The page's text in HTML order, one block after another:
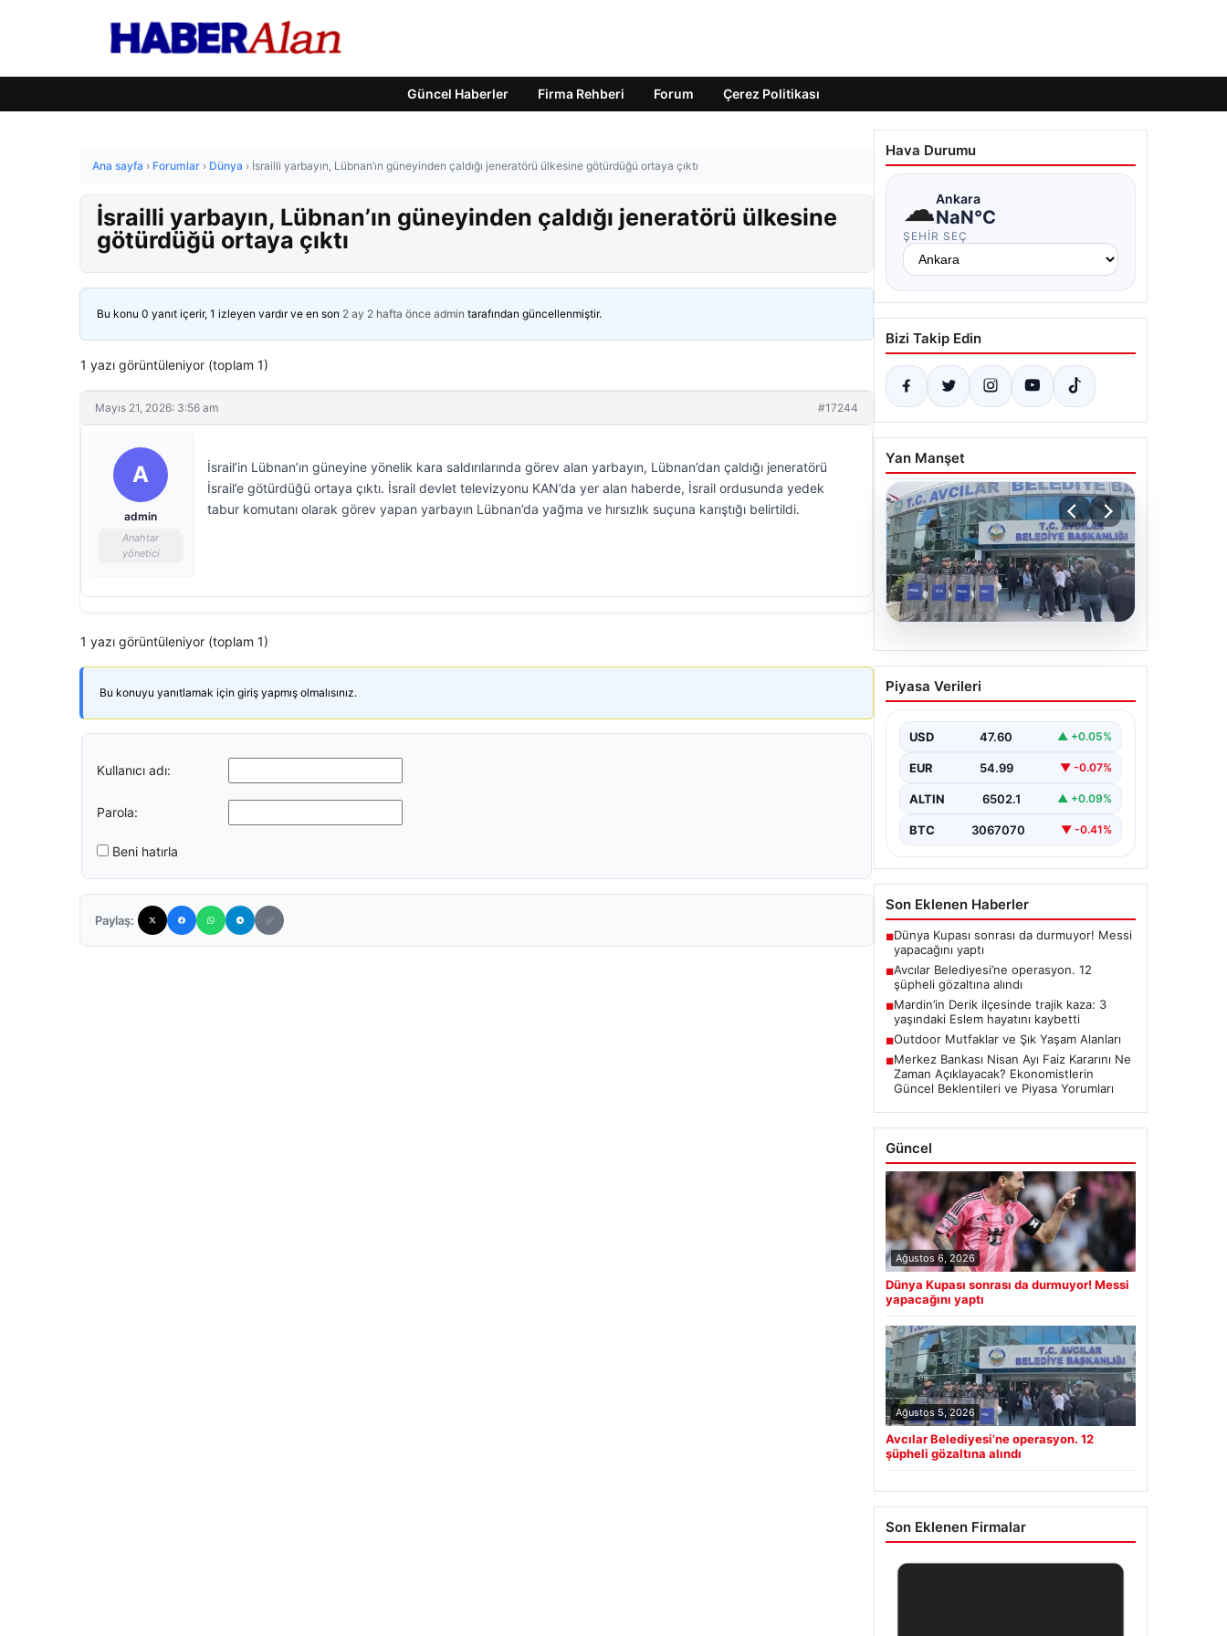
Güncel Haberler Firma Rehberi Forum Çerez Politikası
Ana sayfa › Forumlar › Dünya › İsrailli yarbayın, Lübnan’ın güneyinden çaldığı jeneratörü ülkesine götürdüğü ortaya çıktı
İsrailli yarbayın, Lübnan’ın güneyinden çaldığı jeneratörü ülkesine
götürdüğü ortaya çıktı
Bu konu 0 yanıt içerir, 1 izleyen vardır ve en son 2 ay 2 hafta önce admin tarafından güncellenmiştir.
1 yazı görüntüleniyor (toplam 1)
Mayıs 21, 2026: 3:56 am #17244
A
admin
Anahtar
yönetici
İsrail’in Lübnan’ın güneyine yönelik kara saldırılarında görev alan yarbayın, Lübnan’dan çaldığı jeneratörü
İsrail’e götürdüğü ortaya çıktı. İsrail devlet televizyonu KAN’da yer alan haberde, İsrail ordusunda yedek
tabur komutanı olarak görev yapan yarbayın Lübnan’da yağma ve hırsızlık suçuna karıştığı belirtildi.
1 yazı görüntüleniyor (toplam 1)
Bu konuyu yanıtlamak için giriş yapmış olmalısınız.
Kullanıcı adı:
Parola:
Beni hatırla
Paylaş:
Hava Durumu
☁Ankara
NaN°C
ŞEHIR SEÇ
Bizi Takip Edin
Yan Manşet
Avcılar Belediyesi’ne
operasyon. 12 şüpheli
Piyasa Verileri
USD 47.60 ▲ +0.05%
EUR 54.99 ▼ -0.07%
ALTIN 6502.1 ▲ +0.09%
BTC 3067070 ▼ -0.41%
Son Eklenen Haberler
■Dünya Kupası sonrası da durmuyor! Messi
yapacağını yaptı
■Avcılar Belediyesi’ne operasyon. 12
şüpheli gözaltına alındı
■Mardin’in Derik ilçesinde trajik kaza: 3
yaşındaki Eslem hayatını kaybetti
■Outdoor Mutfaklar ve Şık Yaşam Alanları
■Merkez Bankası Nisan Ayı Faiz Kararını Ne
Zaman Açıklayacak? Ekonomistlerin
Güncel Beklentileri ve Piyasa Yorumları
Güncel
Ağustos 6, 2026
Dünya Kupası sonrası da durmuyor! Messi
yapacağını yaptı
Ağustos 5, 2026
Avcılar Belediyesi’ne operasyon. 12
şüpheli gözaltına alındı
Son Eklenen Firmalar